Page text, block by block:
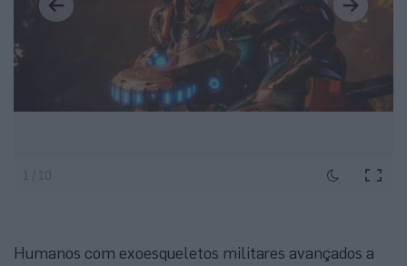
1 / 10
Humanos com exoesqueletos militares avançados a